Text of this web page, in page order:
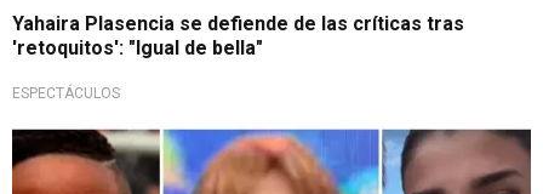
Yahaira Plasencia se defiende de las críticas tras
'retoquitos': "Igual de bella"
ESPECTÁCULOS
Las críticas no paran